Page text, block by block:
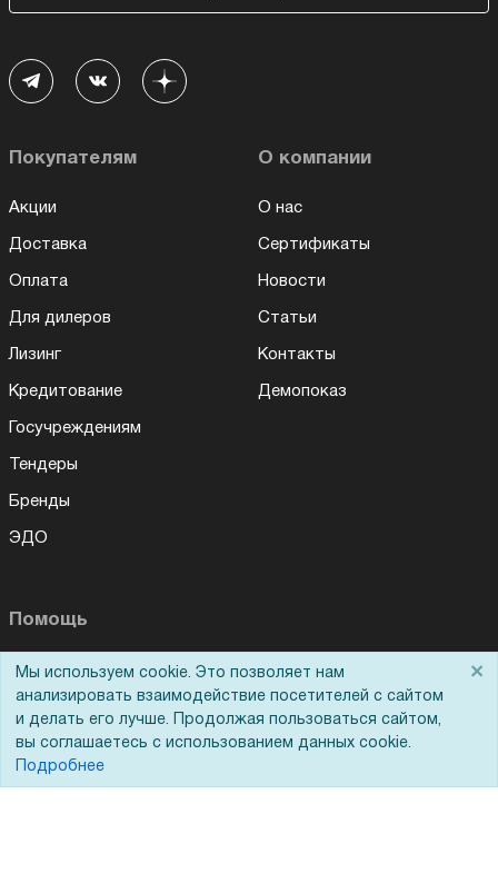
Покупателям
Акции
Доставка
Оплата
Для дилеров
Лизинг
Кредитование
Госучреждениям
Тендеры
Бренды
ЭДО
О компании
О нас
Сертификаты
Новости
Статьи
Контакты
Демопоказ
Помощь
Вопрос-ответ
Реквизиты
Гарантии и возврат
Мы используем cookie. Это позволяет нам
анализировать взаимодействие посетителей с сайтом
и делать его лучше. Продолжая пользоваться сайтом,
вы соглашаетесь с использованием данных cookie.
Подробнее
×